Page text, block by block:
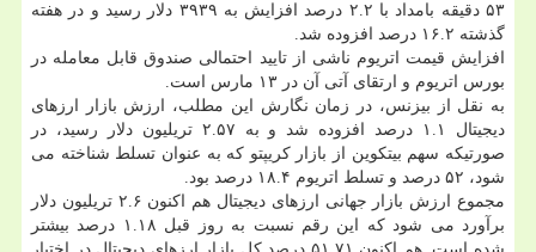
۵۳ دقیقه بامداد با ۲.۲ درصد افزایش به ۳۹۳۹ دلار رسید و در هفته
گذشته ۱۶.۲ درصد افزوده شد.
افزایش قیمت اتریوم ناشی از تایید احتمالی صندوق قابل معامله در
بورس اتریوم و ارتقای آتی آن در ۱۳ مارس است.
به نقل از بیزنس، در زمان نگارش این مطلب، ارزش بازار ارزهای
دیجیتال ۱.۱ درصد افزوده شد و به ۲.۵۷ تریلیون دلار رسید، در
صورتیکه سهم بیتکوین از بازار کریپتو که به عنوان تسلط شناخته می
شود، ۵۲ درصد و تسلط اتریوم ۱۸.۴ درصد بود.
مجموع ارزش بازار جهانی ارزهای دیجیتال هم اکنون ۲.۶ تریلیون دلار
برآورد می شود که این رقم نسبت به روز قبل ۱.۱۸ درصد بیشتر